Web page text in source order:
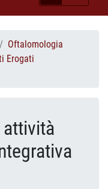
Oftalomologia
Erogati
attività